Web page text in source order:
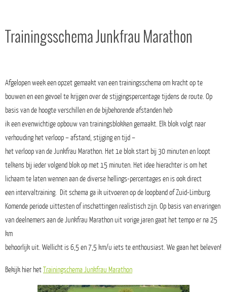
Trainingsschema Junkfrau Marathon
Afgelopen week een opzet gemaakt van een trainingsschema om kracht op te
bouwen en een gevoel te krijgen over de stijgingspercentage tijdens de route. Op
basis van de hoogte verschillen en de bijbehorende afstanden heb
ik een evenwichtige opbouw van trainingsblokken gemaakt. Elk blok volgt naar
verhouding het verloop – afstand, stijging en tijd –
het verloop van de Junkfrau Marathon. Het 1e blok start bij 30 minuten en loopt
telkens bij ieder volgend blok op met 15 minuten. Het idee hierachter is om het
lichaam te laten wennen aan de diverse hellings-percentages en is ook direct
een intervaltraining. Dit schema ga ik uitvoeren op de loopband of Zuid-Limburg.
Komende periode uittesten of inschattingen realistisch zijn. Op basis van ervaringen
van deelnemers aan de Junkfrau Marathon uit vorige jaren gaat het tempo er na 25
km
behoorlijk uit. Wellicht is 6,5 en 7,5 km/u iets te enthousiast. We gaan het beleven!
Bekijk hier hetTrainingschema Junkfrau Marathon